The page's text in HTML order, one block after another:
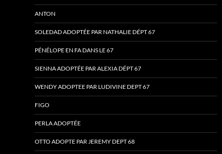
ANTON
SOLEDAD ADOPTÉE PAR NATHALIE DÉPT 67
PÉNÉLOPE EN FA DANS LE 67
SIENNA ADOPTÉE PAR ALEXIA DÉPT 67
WENDY ADOPTEE PAR LUDIVINE DEPT 67
FIGO
PERLA ADOPTÉE
OTTO ADOPTE PAR JEREMY DEPT 68